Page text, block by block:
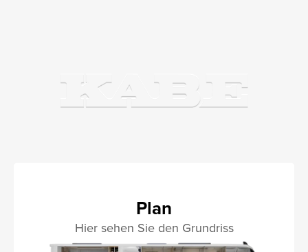
Plan
Hier sehen Sie den Grundriss